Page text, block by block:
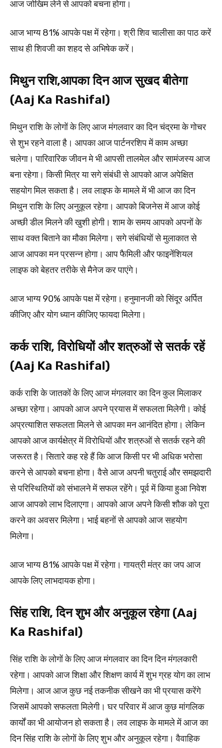
आज जोखिम लेने से आपको बचना होगा।
आज भाग्य 81% आपके पक्ष में रहेगा। श्री शिव चालीसा का पाठ करें
साथ ही शिवजी का शहद से अभिषेक करें।
मिथुन राशि,आपका दिन आज सुखद बीतेगा
(Aaj Ka Rashifal)
मिथुन राशि के लोगों के लिए आज मंगलवार का दिन चंद्रमा के गोचर
से शुभ रहने वाला है। आपका आज पार्टनरशिप में काम अच्छा
चलेगा। पारिवारिक जीवन मे भी आपसी तालमेल और सामंजस्य आज
बना रहेगा। किसी मित्र या सगे संबंधी से आपको आज अपेक्षित
सहयोग मिल सकता है। लव लाइफ के मामले में भी आज का दिन
मिथुन राशि के लिए अनुकूल रहेगा। आपको बिजनेस में आज कोई
अच्छी डील मिलने की खुशी होगी। शाम के समय आपको अपनों के
साथ वक्त बिताने का मौका मिलेगा। सगे संबंधियों से मुलाकात से
आज आपका मन प्रसन्न होगा। आप फैमिली और फाइनेंशियल
लाइफ को बेहतर तरीके से मैनेज कर पाएंगे।
आज भाग्य 90% आपके पक्ष में रहेगा। हनुमानजी को सिंदूर अर्पित
कीजिए और योग ध्यान कीजिए फायदा मिलेगा।
कर्क राशि, विरोधियों और शत्रुओं से सतर्क रहें
(Aaj Ka Rashifal)
कर्क राशि के जातकों के लिए आज मंगलवार का दिन कुल मिलाकर
अच्छा रहेगा। आपको आज अपने प्रयास में सफलता मिलेगी। कोई
अप्रत्याशित सफलता मिलने से आपका मन आनंदित होगा। लेकिन
आपको आज कार्यक्षेत्र में विरोधियों और शत्रुओं से सतर्क रहने की
जरूरत है। सितारे कह रहे हैं कि आज किसी पर भी अधिक भरोसा
करने से आपको बचना होगा। वैसे आज अपनी चतुराई और समझदारी
से परिस्थितियों को संभालने में सफल रहेंगे। पूर्व में किया हुआ निवेश
आज आपको लाभ दिलाएगा। आपको आज अपने किसी शौक को पूरा
करने का अवसर मिलेगा। भाई बहनों से आपको आज सहयोग
मिलेगा।
आज भाग्य 81% आपके पक्ष में रहेगा। गायत्री मंत्र का जप आज
आपके लिए लाभदायक होगा।
सिंह राशि, दिन शुभ और अनुकूल रहेगा (Aaj
Ka Rashifal)
सिंह राशि के लोगों के लिए आज मंगलवार का दिन दिन मंगलकारी
रहेगा। आपको आज शिक्षा और शिक्षण कार्य में शुभ ग्रह योग का लाभ
मिलेगा। आज आज कुछ नई तकनीक सीखने का भी प्रयास करेंगे
जिसमें आपको सफलता मिलेगी। घर परिवार में आज कुछ मांगलिक
कार्यों का भी आयोजन हो सकता है। लव लाइफ के मामले में आज का
दिन सिंह राशि के लोगों के लिए शुभ और अनुकूल रहेगा। वैवाहिक